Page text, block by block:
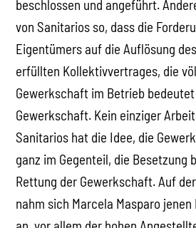
beschlossen und angeführt.
von Sanitarios so, dass die
Eigentümers auf die Auflösung
erfüllten Kollektivvertrages, die
Gewerkschaft im Betrieb
Gewerkschaft. Kein einziger
Sanitarios hat die Idee, die
ganz im Gegenteil, die Besetzung
Rettung der Gewerkschaft. Auf
nahm sich Marcela Masparo